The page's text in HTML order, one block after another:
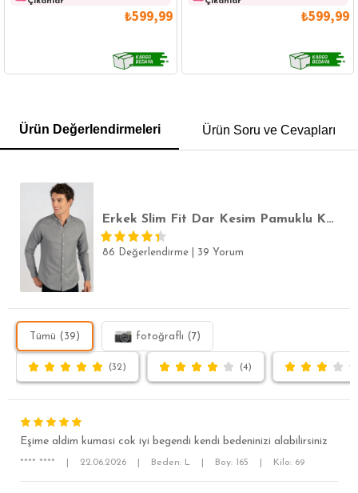
₺599,99 ₺599,99
POLO YAKA T-SHIRT KEMER BOXER
Ürün Değerlendirmeleri Ürün Soru ve Cevapları
Erkek Slim Fit Dar Kesim Pamuklu Kolay Ütülenebilir Gri Hakim Yaka Gömlek
86 Değerlendirme 39 Yorum
Tümü (39) fotoğraflı (7)
(32) (4)
Eşime aldim kumasi cok iyi begendi kendi bedeninizi alabilirsiniz
**** **** 22.06.2026 Beden: L Boy: 165 Kilo: 69